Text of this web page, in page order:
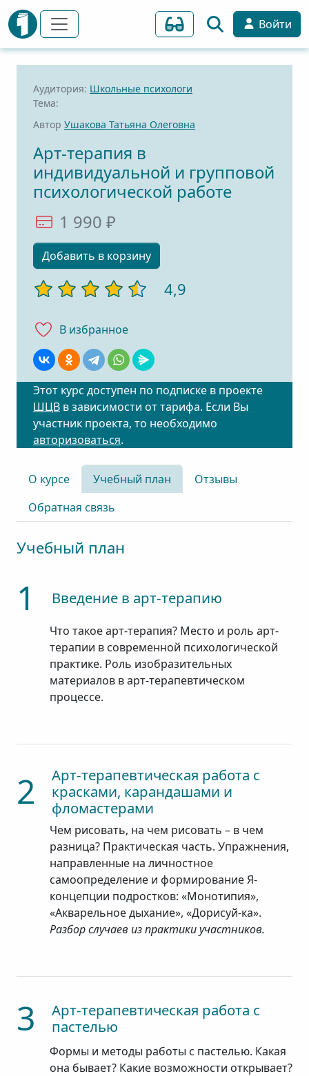
Войти
Аудитория: Школьные психологи
Тема:
Автор Ушакова Татьяна Олеговна
Арт-терапия в
индивидуальной и групповой
психологической работе
1 990 ₽
Добавить в корзину
4,9
В избранноe
Этот курс доступен по подписке в проекте
ШЦВ в зависимости от тарифа. Если Вы
участник проекта, то необходимо
авторизоваться.
О курсе Учебный план
Отзывы
Обратная связь
Учебный план
1 Введение в арт-терапию
Что такое арт-терапия? Место и роль арт-
терапии в современной психологической
практике. Роль изобразительных
материалов в арт-терапевтическом
процессе.
2
Арт-терапевтическая работа с
красками, карандашами и
фломастерами
Чем рисовать, на чем рисовать – в чем
разница? Практическая часть. Упражнения,
направленные на личностное
самоопределение и формирование Я-
концепции подростков: «Монотипия»,
«Акварельное дыхание», «Дорисуй-ка».
Разбор случаев из практики участников.
3
Арт-терапевтическая работа с
пастелью
Формы и методы работы с пастелью. Какая
она бывает? Какие возможности открывает?